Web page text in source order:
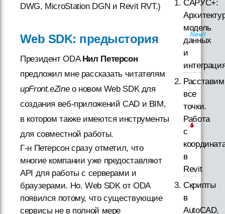
DWG, MicroStation DGN и Revit RVT.)
Web SDK: предыстория
Президент ODAНил Петерсон
предложил мне рассказать читателям
upFront.eZineо новом Web SDK для
создания веб-приложений CAD и BIM,
в котором также имеются инструменты
для совместной работы.
Г-н Петерсон сразу отметил, что
многие компании уже предоставляют
API для работы с серверами и
браузерами. Но. Web SDK от ODA
появился потому, что существующие
сервисы не в полной мере
САРУС+:
модель
данных
и
Расставим
все
точки.
Работа
с
в
Revit
Скрипты
в
AutoCAD.